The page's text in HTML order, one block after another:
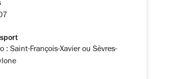
: Saint-François-Xavier ou Sèvres-